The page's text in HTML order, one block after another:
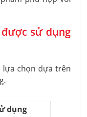
sử dụng
chọn dựa trên
dụng